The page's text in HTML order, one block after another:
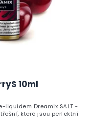
10ml
Dreamix SALT -
které jsou perfektní